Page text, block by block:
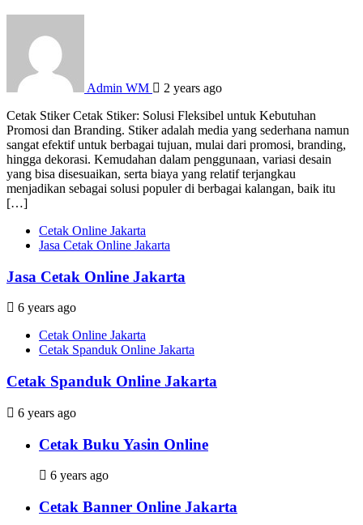
Admin WM
2 years ago
Cetak Stiker Cetak Stiker: Solusi Fleksibel untuk Kebutuhan
Promosi dan Branding. Stiker adalah media yang sederhana namun
sangat efektif untuk berbagai tujuan, mulai dari promosi, branding,
hingga dekorasi. Kemudahan dalam penggunaan, variasi desain
yang bisa disesuaikan, serta biaya yang relatif terjangkau
menjadikan sebagai solusi populer di berbagai kalangan, baik itu
[…]
Cetak Online Jakarta
Jasa Cetak Online Jakarta
Jasa Cetak Online Jakarta
6 years ago
Cetak Online Jakarta
Cetak Spanduk Online Jakarta
Cetak Spanduk Online Jakarta
6 years ago
Cetak Buku Yasin Online
6 years ago
Cetak Banner Online Jakarta